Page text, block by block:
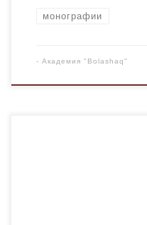
монографии
- Академия "Bolashaq"